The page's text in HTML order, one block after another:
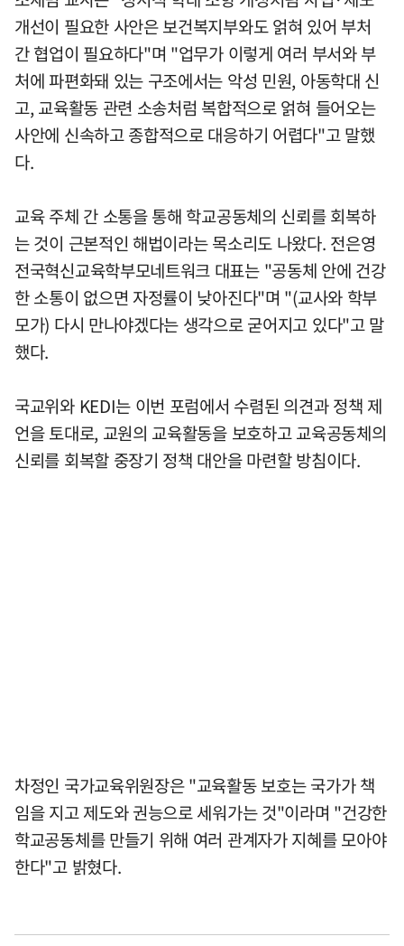
개선이 필요한 사안은 보건복지부와도 얽혀 있어 부처
간 협업이 필요하다"며 "업무가 이렇게 여러 부서와 부
처에 파편화돼 있는 구조에서는 악성 민원, 아동학대 신
고, 교육활동 관련 소송처럼 복합적으로 얽혀 들어오는
사안에 신속하고 종합적으로 대응하기 어렵다"고 말했
다.
교육 주체 간 소통을 통해 학교공동체의 신뢰를 회복하
는 것이 근본적인 해법이라는 목소리도 나왔다. 전은영
전국혁신교육학부모네트워크 대표는 "공동체 안에 건강
한 소통이 없으면 자정률이 낮아진다"며 "(교사와 학부
모가) 다시 만나야겠다는 생각으로 굳어지고 있다"고 말
했다.
국교위와 KEDI는 이번 포럼에서 수렴된 의견과 정책 제
언을 토대로, 교원의 교육활동을 보호하고 교육공동체의
신뢰를 회복할 중장기 정책 대안을 마련할 방침이다.
차정인 국가교육위원장은 "교육활동 보호는 국가가 책
임을 지고 제도와 권능으로 세워가는 것"이라며 "건강한
학교공동체를 만들기 위해 여러 관계자가 지혜를 모아야
한다"고 밝혔다.